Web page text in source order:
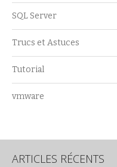
SQL Server
Trucs et Astuces
Tutorial
vmware
ARTICLES RÉCENTS